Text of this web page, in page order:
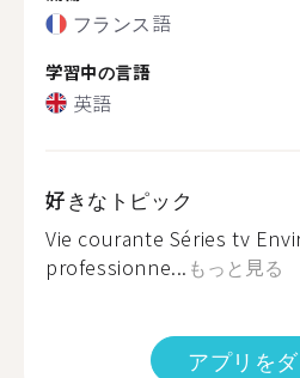
フランス語
学習中の言語
英語
好きなトピック
Vie courante Séries tv
professionne... もっと見る
アプリを